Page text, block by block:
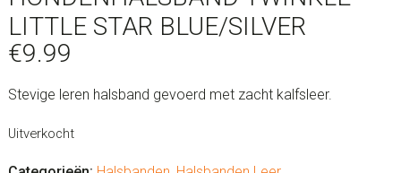
LITTLE STAR BLUE/SILVER
€9.99
Stevige leren halsband gevoerd met zacht kalfsleer.
Uitverkocht